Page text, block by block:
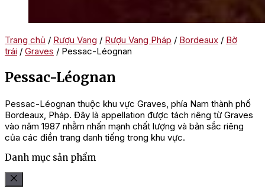
Trang chủ / Rượu Vang / Rượu Vang Pháp / Bordeaux / Bờ
trái / Graves / Pessac-Léognan
Pessac-Léognan
Pessac-Léognan thuộc khu vực Graves, phía Nam thành phố
Bordeaux, Pháp. Đây là appellation được tách riêng từ Graves
vào năm 1987 nhằm nhấn mạnh chất lượng và bản sắc riêng
của các điền trang danh tiếng trong khu vực.
Danh mục sản phẩm